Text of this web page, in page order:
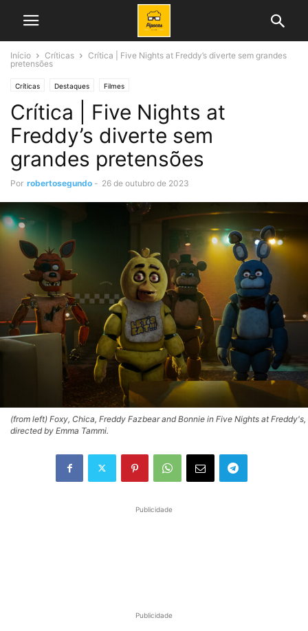
Início Críticas
Crítica | Five Nights at Freddy’s diverte sem grandes
pretensões
Críticas Destaques Filmes
Crítica | Five Nights at
Freddy’s diverte sem
grandes pretensões
Por robertosegundo - 26 de outubro de 2023
(from left) Foxy, Chica, Freddy Fazbear and Bonnie in Five Nights at Freddy's,
directed by Emma Tammi.
Publicidade
Publicidade